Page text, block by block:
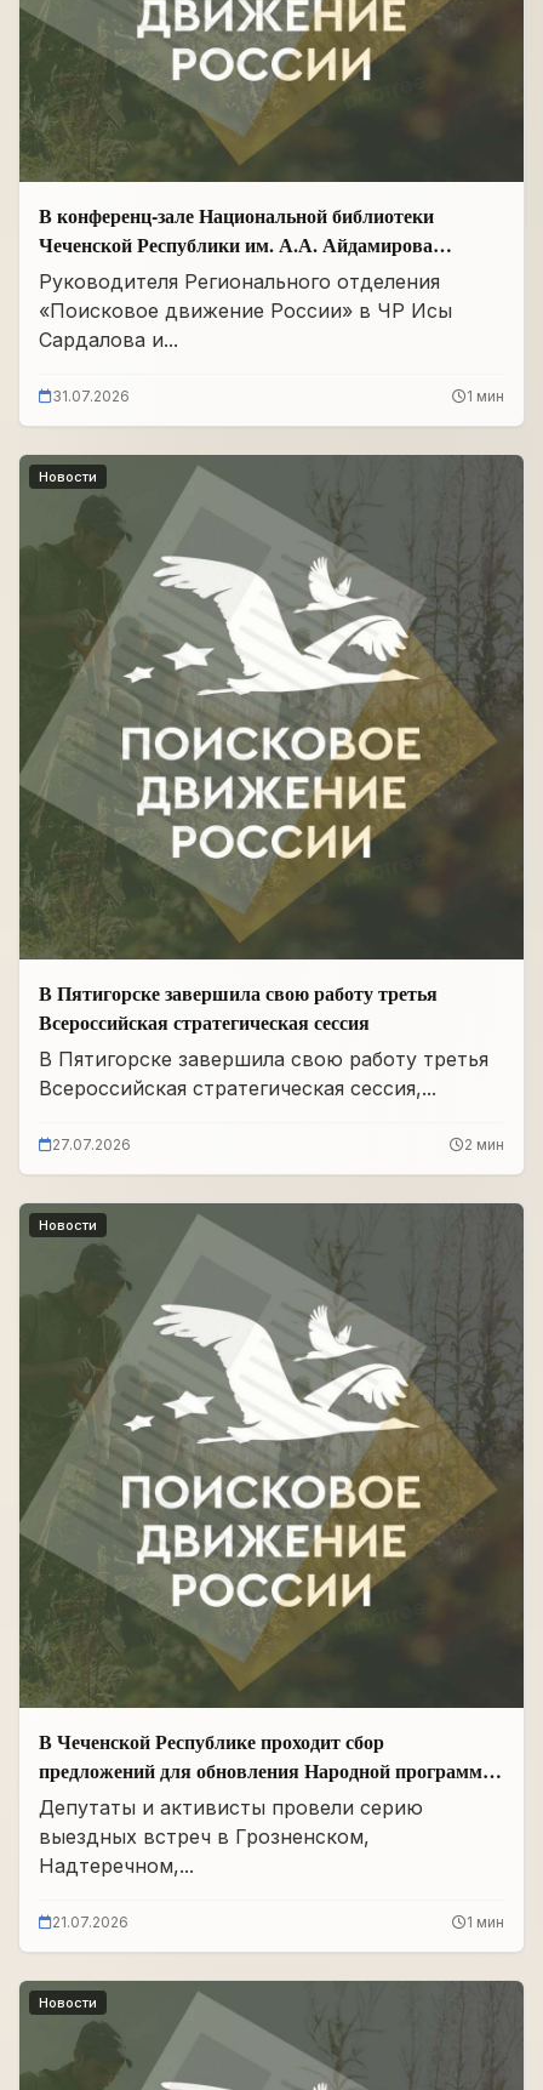
В конференц-зале Национальной библиотеки
Чеченской Республики им. А.А. Айдамирова
прошло заседание
Руководителя Регионального отделения
«Поисковое движение России» в ЧР Исы
Сардалова и...
31.07.2026 1 мин
Новости
В Пятигорске завершила свою работу третья
Всероссийская стратегическая сессия
В Пятигорске завершила свою работу третья
Всероссийская стратегическая сессия,...
27.07.2026 2 мин
Новости
В Чеченской Республике проходит сбор
предложений для обновления Народной программы
в сфере АПК
Депутаты и активисты провели серию
выездных встреч в Грозненском,
Надтеречном,...
21.07.2026 1 мин
Новости